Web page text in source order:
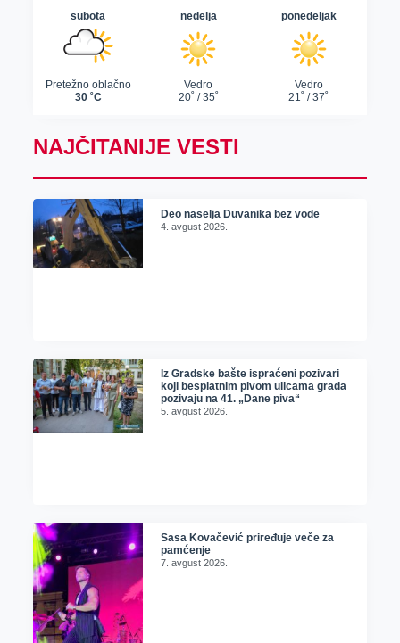
NAJČITANIJE VESTI
Deo naselja Duvanika bez vode
4. avgust 2026.
Iz Gradske bašte ispraćeni pozivari
koji besplatnim pivom ulicama grada
pozivaju na 41. „Dane piva“
5. avgust 2026.
Sasa Kovačević priređuje veče za
pamćenje
7. avgust 2026.